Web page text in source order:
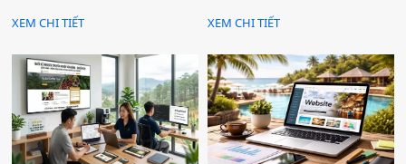
bạn tiếp cận khách hàng
XEM CHI TIẾT
còn là "có thì tốt" — mà là
được tin tưởng và lựa chọn.
Nếu bạn đang kinh doanh tại
xã Vĩnh Hảo mà chưa có
website, hoặc website cũ đã
lỗi thời, bạn đang để đối thủ
vượt lên phía trước mỗi ngày.
XEM CHI TIẾT